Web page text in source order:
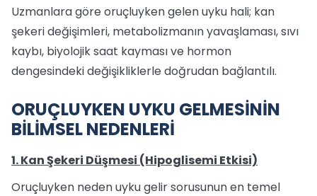
Uzmanlara göre oruçluyken gelen uyku hali; kan
şekeri değişimleri, metabolizmanın yavaşlaması, sıvı
kaybı, biyolojik saat kayması ve hormon
dengesindeki değişikliklerle doğrudan bağlantılı.
ORUÇLUYKEN UYKU GELMESİNİN
BİLİMSEL NEDENLERİ
1. Kan Şekeri Düşmesi (Hipoglisemi Etkisi)
Oruçluyken neden uyku gelir sorusunun en temel